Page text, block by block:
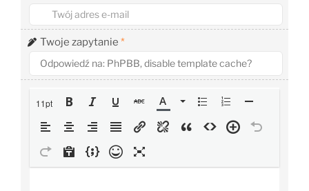
Twoje zapytanie *
11pt